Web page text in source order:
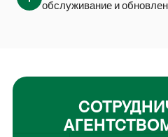
обслуживание и
АГЕНТСТВОМ